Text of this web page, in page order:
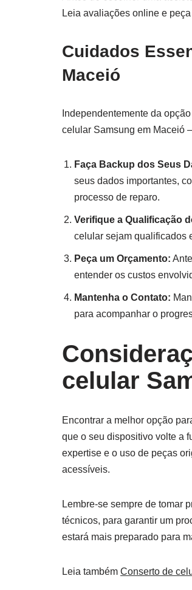
Leia avaliações online e
Cuidados
Maceió
Independentemente da
celular Samsung em Maceió
Faça Backup dos Seus
seus dados importantes,
processo de reparo.
Verifique a Qualificação
celular sejam qualificados
Peça um Orçamento:
entender os custos
Mantenha o Contato:
para acompanhar o
celular
Encontrar a melhor opção
que o seu dispositivo volte a
expertise e o uso de peças
acessíveis.
Lembre-se sempre de tomar
técnicos, para garantir um
estará mais preparado para
Leia também Conserto de